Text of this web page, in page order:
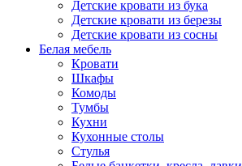
Детские кровати из бука
Детские кровати из березы
Детские кровати из сосны
Белая мебель
Кровати
Шкафы
Комоды
Тумбы
Кухни
Кухонные столы
Стулья